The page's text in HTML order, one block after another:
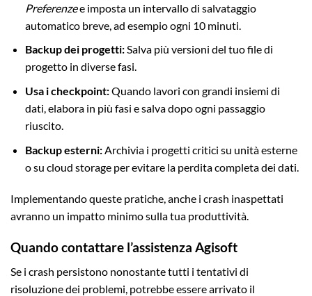
Preferenzee imposta un intervallo di salvataggio
automatico breve, ad esempio ogni 10 minuti.
Backup dei progetti:Salva più versioni del tuo file di
progetto in diverse fasi.
Usa i checkpoint:Quando lavori con grandi insiemi di
dati, elabora in più fasi e salva dopo ogni passaggio
riuscito.
Backup esterni:Archivia i progetti critici su unità esterne
o su cloud storage per evitare la perdita completa dei dati.
Implementando queste pratiche, anche i crash inaspettati
avranno un impatto minimo sulla tua produttività.
Quando contattare l’assistenza Agisoft
Se i crash persistono nonostante tutti i tentativi di
risoluzione dei problemi, potrebbe essere arrivato il